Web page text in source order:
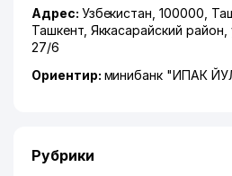
Адрес: Узбекистан, 100000,
Ташкент, Яккасарайский район
27/6
Ориентир: минибанк "ИПАК
Рубрики